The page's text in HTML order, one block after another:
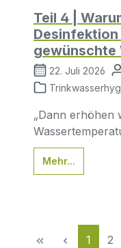
Teil 4 |
gewünschte
22. Juli 2026
„Dann erhöhen
Mehr...
Seite
1 2